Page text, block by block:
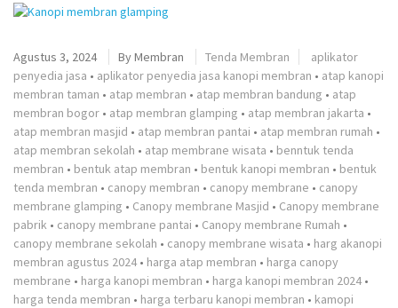
Agustus 3, 2024 ByMembran Tenda Membran
aplikator
penyedia jasa • aplikator penyedia jasa kanopi membran • atap kanopi
membran taman • atap membran • atap membran bandung • atap
membran bogor • atap membran glamping • atap membran jakarta •
atap membran masjid • atap membran pantai • atap membran rumah •
atap membran sekolah • atap membrane wisata • benntuk tenda
membran • bentuk atap membran • bentuk kanopi membran • bentuk
tenda membran • canopy membran • canopy membrane • canopy
membrane glamping • Canopy membrane Masjid • Canopy membrane
pabrik • canopy membrane pantai • Canopy membrane Rumah •
canopy membrane sekolah • canopy membrane wisata • harg akanopi
membran agustus 2024 • harga atap membran • harga canopy
membrane • harga kanopi membran • harga kanopi membran 2024 •
harga tenda membran • harga terbaru kanopi membran • kamopi